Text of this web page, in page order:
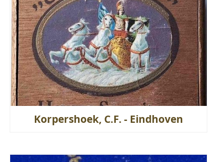
Korpershoek, C.F. - Eindhoven